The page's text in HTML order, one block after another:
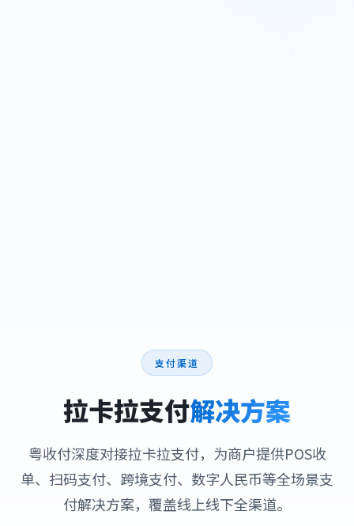
支付渠道
拉卡拉支付解决方案
粤收付深度对接拉卡拉支付，为商户提供POS收
单、扫码支付、跨境支付、数字人民币等全场景支
付解决方案，覆盖线上线下全渠道。